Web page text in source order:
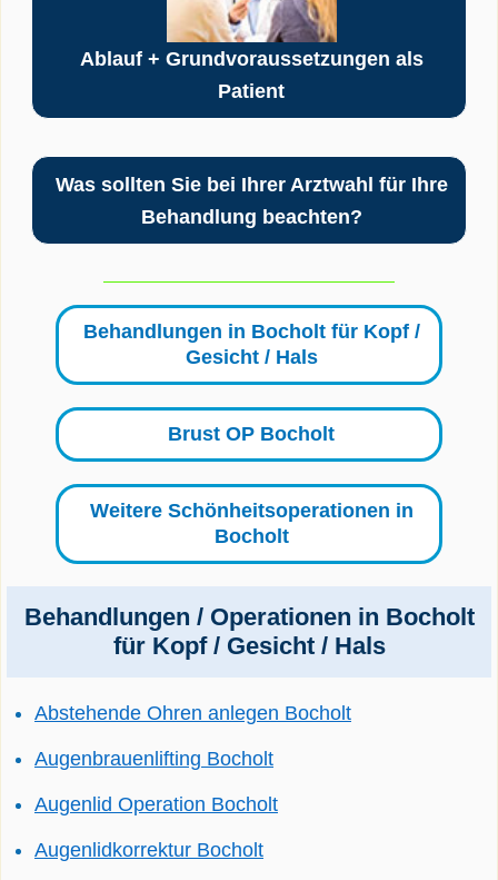
Ablauf + Grundvoraussetzungen als
Patient
Was sollten Sie bei Ihrer Arztwahl für Ihre
Behandlung beachten?
Behandlungen in Bocholt für Kopf /
Gesicht / Hals
Brust OP Bocholt
Weitere Schönheitsoperationen in
Bocholt
Behandlungen / Operationen in Bocholt
für Kopf / Gesicht / Hals
Abstehende Ohren anlegen Bocholt
Augenbrauenlifting Bocholt
Augenlid Operation Bocholt
Augenlidkorrektur Bocholt